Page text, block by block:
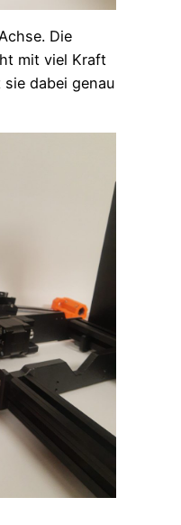
Die
mit viel Kraft
dabei genau